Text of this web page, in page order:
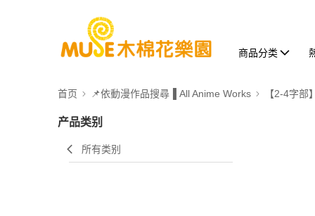
商品分类
首页 📌依動漫作品搜尋▐ All Anime Works 【2-4字部
产品类别
所有类别